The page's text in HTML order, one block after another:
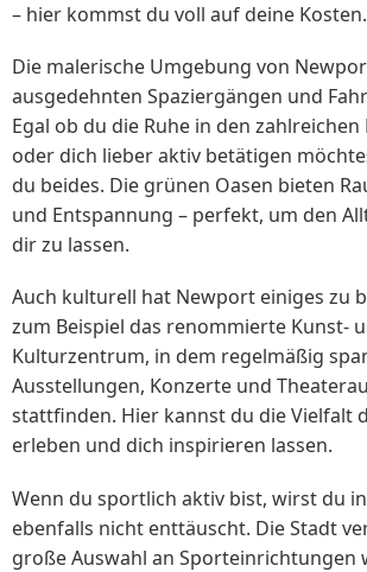
– hier kommst du voll auf deine Kosten.
Die malerische Umgebung von
ausgedehnten Spaziergängen und
Egal ob du die Ruhe in den
oder dich lieber aktiv betätigen
du beides. Die grünen Oasen bieten
und Entspannung – perfekt, um den
dir zu lassen.
Auch kulturell hat Newport einiges zu
zum Beispiel das renommierte Kunst-
Kulturzentrum, in dem regelmäßig
Ausstellungen, Konzerte und
stattfinden. Hier kannst du die Vielfalt
erleben und dich inspirieren lassen.
Wenn du sportlich aktiv bist, wirst du
ebenfalls nicht enttäuscht. Die Stadt
große Auswahl an Sporteinrichtungen